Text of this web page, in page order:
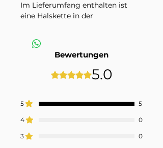
Im Lieferumfang enthalten ist
eine Halskette in der
Dekorationsmaterial und andere
Schmuckstücke auf den
Produktbildern sind nicht
inbegriffen.
Bewertungen
Mit 5 von 5 Sternen bewertet.
5.0
5 5
4 0
3 0